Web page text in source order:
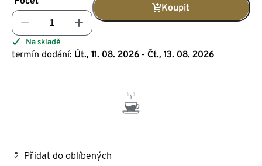
Koupit
Na skladě
termín dodání: Út., 11. 08. 2026 - Čt., 13. 08. 2026
Přidat do oblíbených